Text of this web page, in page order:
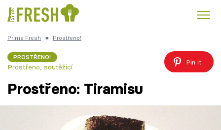
Česká kuchyně
Prima Fresh ■ Prostřeno!
PROSTŘENO!
Prostřeno, soutěžící
Pin it
Prostřeno: Tiramisu